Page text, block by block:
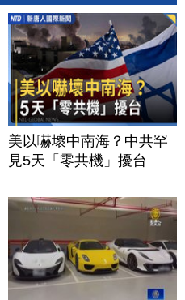
美以嚇壞中南海？中共罕
見5天「零共機」擾台